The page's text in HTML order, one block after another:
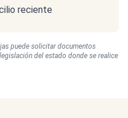
reciente
puede solicitar documentos
del estado donde se realice